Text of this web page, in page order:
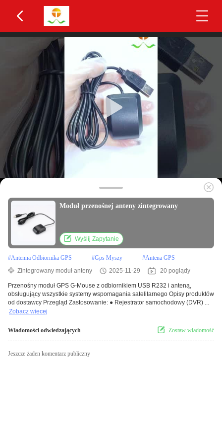
Moduł przenośnej anteny zintegrowany
Wyślij Zapytanie
#Antenna Odbiornika GPS #Gps Myszy #Antena GPS
Zintegrowany moduł anteny
2025-11-29 20 poglądy
Przenośny moduł GPS G-Mouse z odbiornikiem USB R232 i anteną,
obsługujący wszystkie systemy wspomagania satelitarnego Opisy produktów
od dostawcy Przegląd Zastosowanie: ● Rejestrator samochodowy (DVR) ...
Zobacz więcej
Wiadomości odwiedzających Zostaw wiadomość
Jeszcze żaden komentarz publiczny